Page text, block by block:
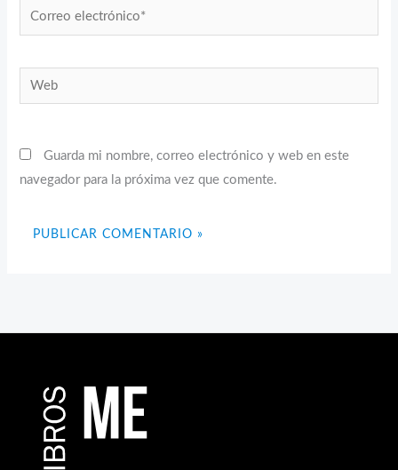
Correo
electrónico*
Web
Guarda mi nombre, correo electrónico y web en este
navegador para la próxima vez que comente.